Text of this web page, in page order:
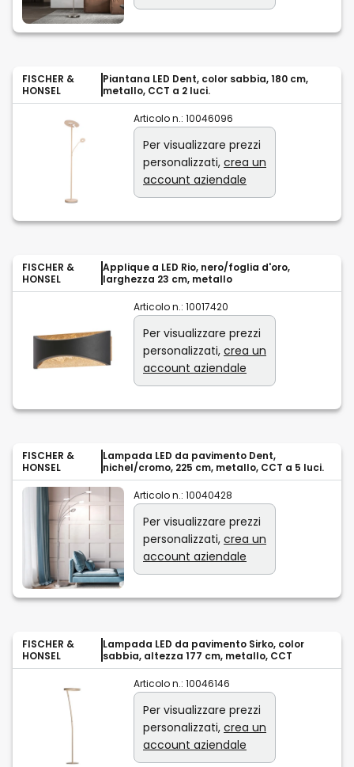
FISCHER &
HONSEL
Piantana LED Dent, color sabbia, 180 cm,
metallo, CCT a 2 luci.
Articolo n.: 10046096
Per visualizzare prezzi
personalizzati, crea un
account aziendale
FISCHER &
HONSEL
Applique a LED Rio, nero/foglia d'oro,
larghezza 23 cm, metallo
Articolo n.: 10017420
Per visualizzare prezzi
personalizzati, crea un
account aziendale
FISCHER &
HONSEL
Lampada LED da pavimento Dent,
nichel/cromo, 225 cm, metallo, CCT a 5 luci.
Articolo n.: 10040428
Per visualizzare prezzi
personalizzati, crea un
account aziendale
FISCHER &
HONSEL
Lampada LED da pavimento Sirko, color
sabbia, altezza 177 cm, metallo, CCT
Articolo n.: 10046146
Per visualizzare prezzi
personalizzati, crea un
account aziendale